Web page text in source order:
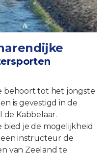
behoort tot het jongste
is gevestigd in de
Kabbelaar.
je de mogelijkheid
instructeur de
van Zeeland te